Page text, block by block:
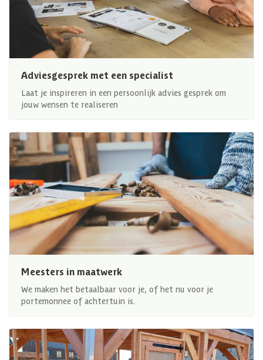
Adviesgesprek met een specialist
Laat je inspireren in een persoonlijk advies gesprek om
jouw wensen te realiseren
Meesters in maatwerk
We maken het betaalbaar voor je, of het nu voor je
portemonnee of achtertuin is.